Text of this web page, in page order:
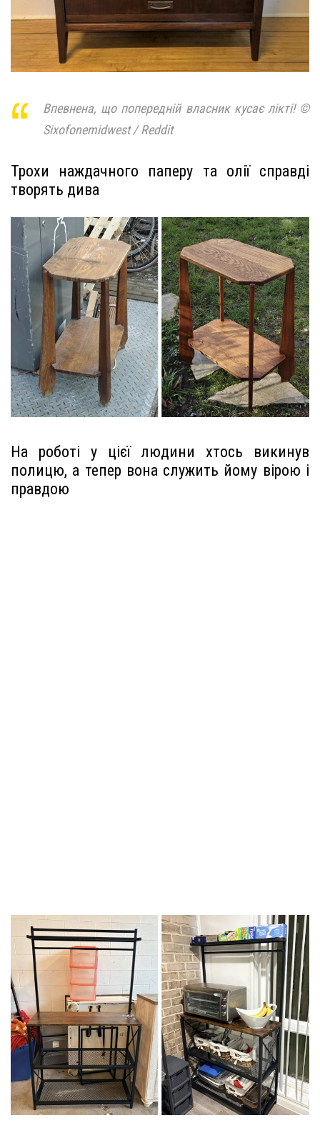
Впевнена, що попередній власник кусає лікті! ©
Sixofonemidwest / Reddit
Трохи наждачного паперу та олії справді
творять дива
На роботі у цієї людини хтось викинув
полицю, а тепер вона служить йому вірою і
правдою